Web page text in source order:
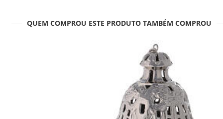
QUEM COMPROU ESTE PRODUTO TAMBÉM COMPROU